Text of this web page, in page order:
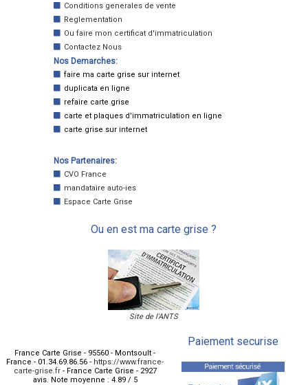
Conditions generales de vente
Reglementation
Ou faire mon certificat d'immatriculation
Contactez Nous
Nos Demarches:
faire ma carte grise sur internet
duplicata en ligne
refaire carte grise
carte et plaques d'immatriculation en ligne
carte grise sur internet
Nos Partenaires:
CVO France
mandataire auto-ies
Espace Carte Grise
Ou en est ma carte grise ?
Site de l'ANTS
Paiement securise
France Carte Grise - 95560 - Montsoult -
France - 01.34.69.86.56- https://www.france-
carte-grise.fr - France Carte Grise - 2927
avis. Note moyenne : 4.89/ 5